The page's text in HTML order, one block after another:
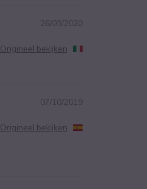
26/03/2020
Origineel bekijken
07/10/2019
Origineel bekijken